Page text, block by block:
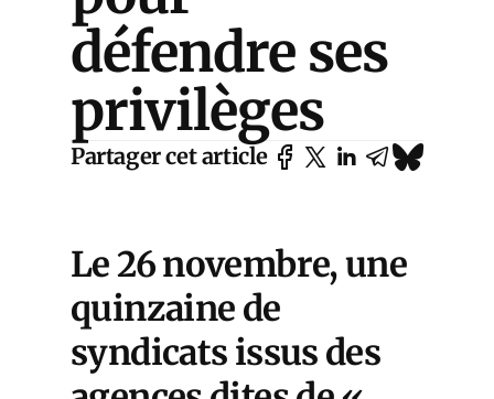
défendre ses
privilèges
Partager cet article
Le 26 novembre, une
quinzaine de
syndicats issus des